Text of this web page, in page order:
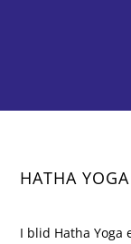
HATHA
I blid Hatha